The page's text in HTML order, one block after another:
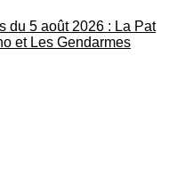
du 5 août 2026 : La Pat
et Les Gendarmes